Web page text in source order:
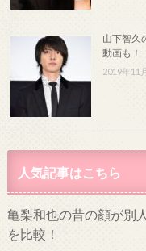
山下智久
動画も！
2019年11
人気記事はこちら
亀梨和也の昔の顔が別
を比較！